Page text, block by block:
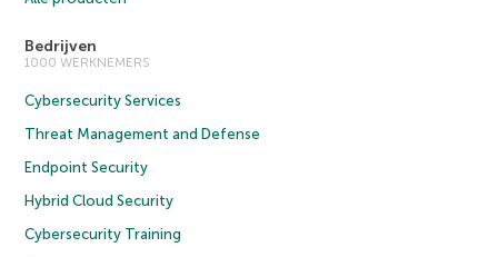
Bedrijven
1000 WERKNEMERS
Cybersecurity Services
Threat Management and Defense
Endpoint Security
Hybrid Cloud Security
Cybersecurity Training